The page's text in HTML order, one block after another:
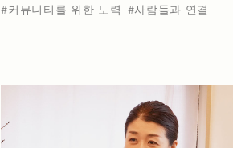
커뮤니티를 위한 노력
사람들과 연결